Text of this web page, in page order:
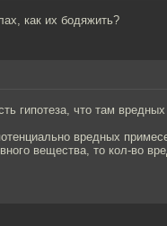
как их бодяжить?
гипотеза, что там
вредных
вещества, то кол-во